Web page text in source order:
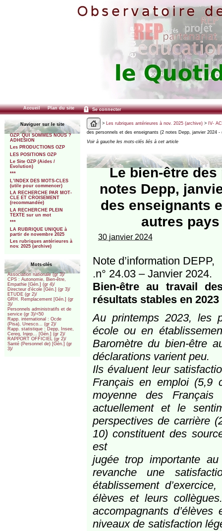
Accueil Plan du site Se connecter
Naviguer sur le site
OZP. QUI SOMMES NOUS ?
ADHESION
Les PRODUCTIONS OZP
LES POSITIONS OZP
Le Site OZP (Aides /
Evolution)
***
L’INDEX DES MOTS-CLES
(utile pour commencer)
LA RECHERCHE PAR MOT-
CLE ET CROISEMENT
(recommandée)
LA RECHERCHE PLEIN
TEXTE sur un mot
***
LA RUBRIQUE UNIQUE à
partir de novembre 2025
Les rubriques antérieures à
nov. 2025 (archive)
Mots-clés
Association nationale (gr 3)/
CPS : Autonomie, Bien-être,
Empathie [Gén.] (gr 4)/
Directeur d’école [Gén.] (gr 3)/
ETUDE (gr 2)/
GRH. Remplacement [Gén.] (gr
3)/
Personnels administratifs et de
service (gr 3)/<50
Rapp. international : Ocde
(Pisa), Unesco... (gr 2)/
Rapp. statistique : Depp, Insee,
Cereq, Injep... [Gén.] (gr 2)/
RAPPORT OFFICIEL (gr 2)/
Santé (Personnel de) [Gén.] (gr
3)/
> Les rubriques antérieures à nov. 2025 (archive)> IV-
des personnels et des enseignants (2 notes Depp, janvier 2024
Voir à gauche les mots-clés liés à cet article
Le bien-être
notes Depp,
des enseignants
autres
30 janvier 2024
Note d’information DEPP,
.n° 24.03 – Janvier 2024.
Bien-être au travail
résultats stables en 2023
Au printemps 2023, les
école ou en
Baromètre du bien-être
déclarations varient peu.
Ils évaluent leur
Français en emploi (5,9
moyenne des
actuellement et le
perspectives de carrière
10) constituent des
est
jugée trop importante
revanche une
établissement
élèves et leurs
accompagnants
niveaux de satisfaction